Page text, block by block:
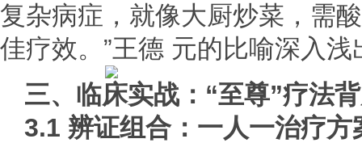
复杂病症，就像大厨炒菜，需
佳疗效。”王德 元的比喻深入浅
三、临床实战：“至尊”疗法
3.1 辨证组合：一人一治疗方